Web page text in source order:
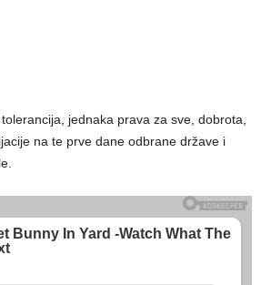
jednaka prava za sve, dobrota,
na te prve dane odbrane države i